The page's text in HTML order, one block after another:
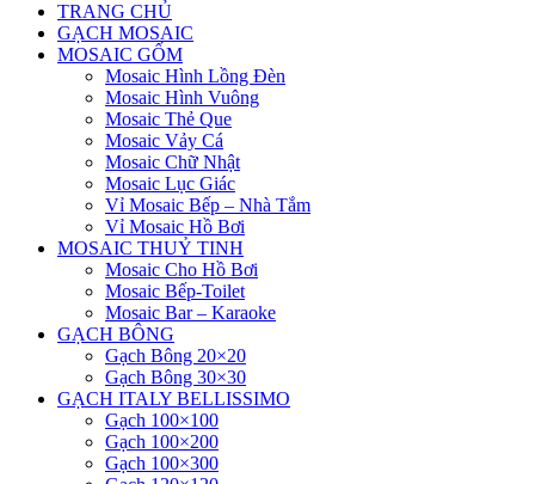
TRANG CHỦ
GẠCH MOSAIC
MOSAIC GỐM
Mosaic Hình Lồng Đèn
Mosaic Hình Vuông
Mosaic Thẻ Que
Mosaic Vảy Cá
Mosaic Chữ Nhật
Mosaic Lục Giác
Vỉ Mosaic Bếp – Nhà Tắm
Vỉ Mosaic Hồ Bơi
MOSAIC THUỶ TINH
Mosaic Cho Hồ Bơi
Mosaic Bếp-Toilet
Mosaic Bar – Karaoke
GẠCH BÔNG
Gạch Bông 20×20
Gạch Bông 30×30
GẠCH ITALY BELLISSIMO
Gạch 100×100
Gạch 100×200
Gạch 100×300